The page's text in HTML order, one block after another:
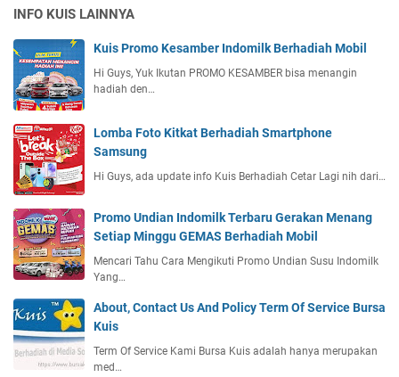
INFO KUIS LAINNYA
Kuis Promo Kesamber Indomilk Berhadiah Mobil
Hi Guys, Yuk Ikutan PROMO KESAMBER bisa menangin
hadiah den…
Lomba Foto Kitkat Berhadiah Smartphone
Samsung
Hi Guys, ada update info Kuis Berhadiah Cetar Lagi nih dari…
Promo Undian Indomilk Terbaru Gerakan Menang
Setiap Minggu GEMAS Berhadiah Mobil
Mencari Tahu Cara Mengikuti Promo Undian Susu Indomilk
Yang…
About, Contact Us And Policy Term Of Service Bursa
Kuis
Term Of Service Kami Bursa Kuis adalah hanya merupakan
med…